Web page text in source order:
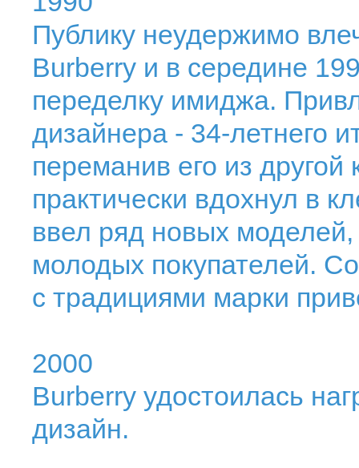
Публику неудержимо
Burberry и в середине
переделку имиджа.
дизайнера - 34-летнего
переманив его из
практически вдохнул в
ввел ряд новых
молодых покупателей.
с традициями марки
2000
Burberry удостоилась
дизайн.